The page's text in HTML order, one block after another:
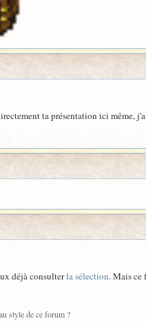
ta présentation ici même,
déjà consulterla sélection. Mais ce
style de ce forum ?